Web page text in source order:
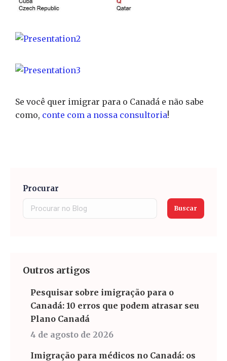
Se você quer imigrar para o Canadá e não sabe
como, conte com a nossa consultoria!
Procurar
Buscar
Outros artigos
Pesquisar sobre imigração para o
Canadá: 10 erros que podem atrasar seu
Plano Canadá
4 de agosto de 2026
Imigração para médicos no Canadá: os